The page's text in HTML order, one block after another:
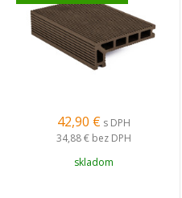
42,90 € s DPH
34,88 € bez DPH
skladom